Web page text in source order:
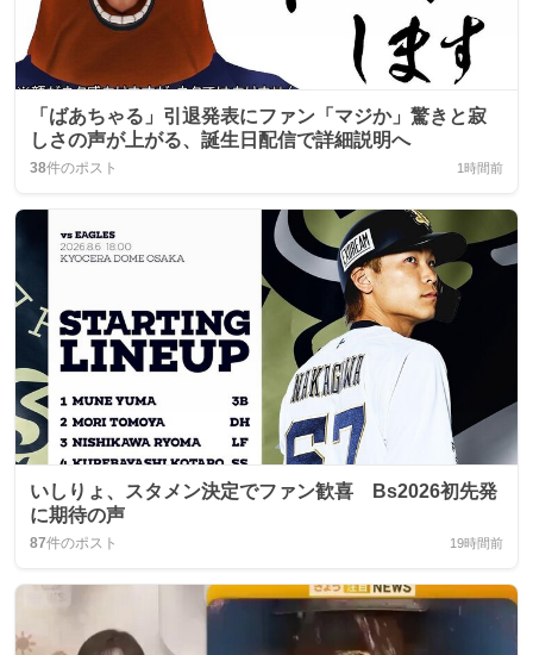
「ばあちゃる」引退発表にファン「マジか」驚きと寂
しさの声が上がる、誕生日配信で詳細説明へ
38件のポスト 1時間前
いしりょ、スタメン決定でファン歓喜 Bs2026初先発
に期待の声
87件のポスト 19時間前